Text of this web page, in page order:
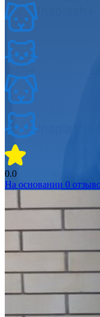
0.0
На основании 0